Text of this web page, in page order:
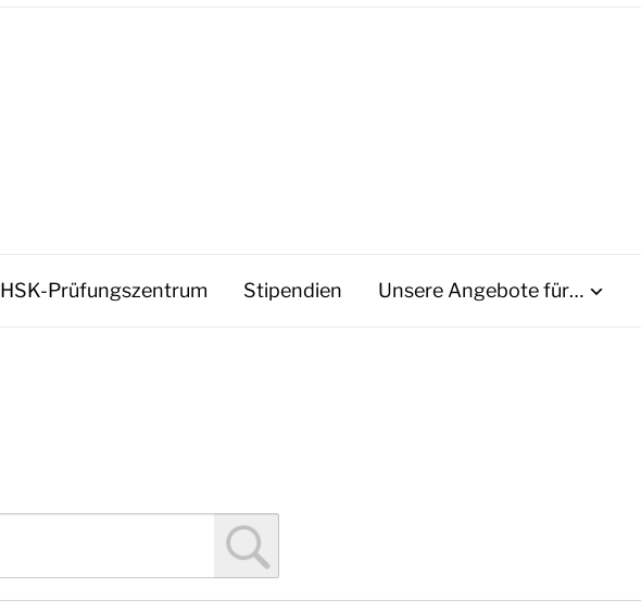
HSK-Prüfungszentrum Stipendien Unsere Angebote für…